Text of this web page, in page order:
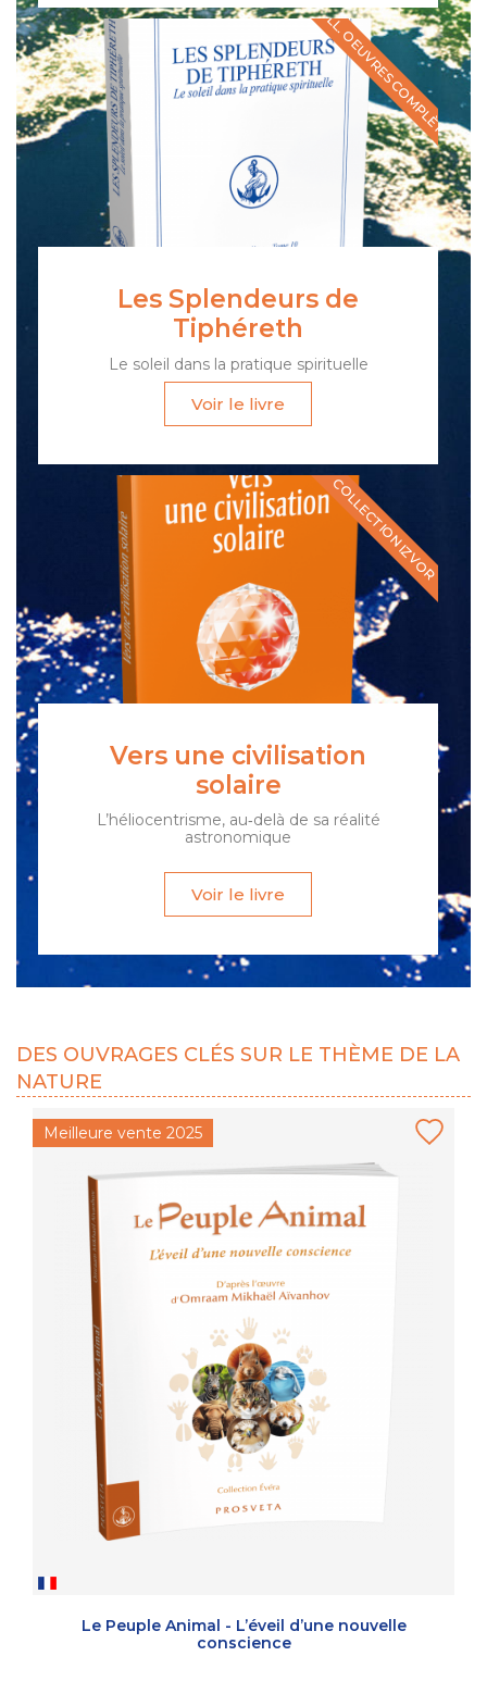
Les Splendeurs de
Tiphéreth
Le soleil dans la pratique spirituelle
Voir le livre
COLL. OEUVRES COMPLÈTES
Vers une civilisation
solaire
L’héliocentrisme, au‑delà de sa réalité
astronomique
Voir le livre
COLLECTION IZVOR
DES OUVRAGES CLÉS SUR LE THÈME DE LA
NATURE
Meilleure vente 2025
Le Peuple Animal - L’éveil d’une nouvelle
conscience